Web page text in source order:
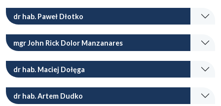
dr hab. Paweł Dłotko
mgr John Rick Dolor Manzanares
dr hab. Maciej Dołęga
dr hab. Artem Dudko